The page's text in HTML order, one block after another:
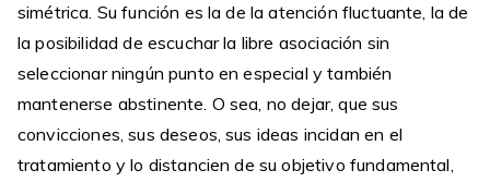
simétrica. Su función es la de la atención fluctuante, la de
la posibilidad de escuchar la libre asociación sin
seleccionar ningún punto en especial y también
mantenerse abstinente. O sea, no dejar, que sus
convicciones, sus deseos, sus ideas incidan en el
tratamiento y lo distancien de su objetivo fundamental,